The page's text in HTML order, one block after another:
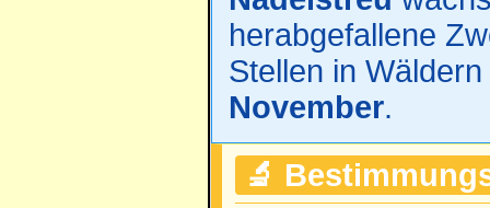
herabgefallene
Stellen in
November.
🔬